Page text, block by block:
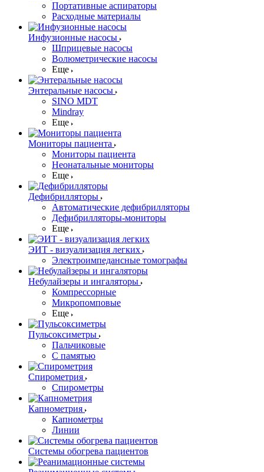
Портативные аспираторы
Расходные материалы
Инфузионные насосы
Шприцевые насосы
Волюметрические насосы
Еще
Энтеральные насосы
SINO MDT
Mindray
Еще
Мониторы пациента
Мониторы пациента
Неонатальные мониторы
Еще
Дефибрилляторы
Автоматические дефибрилляторы
Дефибрилляторы-мониторы
Еще
ЭИТ - визуализация легких
Электроимпедансные томографы
Небулайзеры и ингаляторы
Компрессорные
Микропомповые
Еще
Пульсоксиметры
Пальчиковые
С памятью
Спирометрия
Спирометры
Капнометрия
Капнометры
Линии
Системы обогрева пациентов